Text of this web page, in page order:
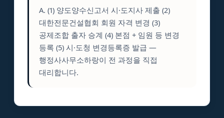
A. (1) 양도양수신고서 시·도지사 제출 (2)
대한전문건설협회 회원 자격 변경 (3)
공제조합 출자 승계 (4) 본점 + 임원 등 변경
등록 (5) 시·도청 변경등록증 발급 —
행정사사무소하랑이 전 과정을 직접
대리합니다.